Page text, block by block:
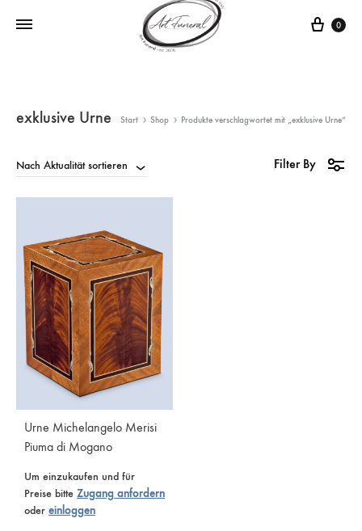
0
exklusive Urne Start Shop Produkte verschlagwortet mit „exklusive Urne“
Nach Aktualität sortieren Filter By
Urne Michelangelo Merisi
Piuma di Mogano
Um einzukaufen und für
Preise bitte Zugang anfordern
oder einloggen